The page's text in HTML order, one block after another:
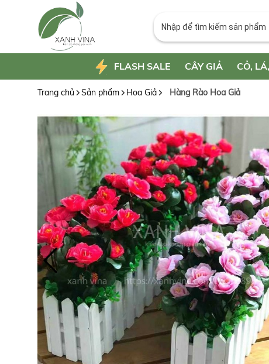
FLASH SALE CÂY GIẢ CỎ,
Trang chủ Sản phẩm Hoa Giả Hàng Rào Hoa Giả